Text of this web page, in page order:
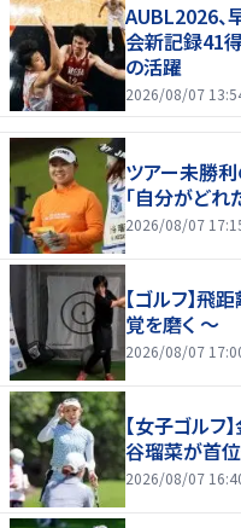
AUBL2026
会新記録41
の活躍
2026/08/07
ツアー未勝
「自分がどれ
2026/08/07
【ゴルフ】飛
覚を磨く ～
2026/08/07
【女子ゴルフ
谷瑠菜が首
2026/08/07